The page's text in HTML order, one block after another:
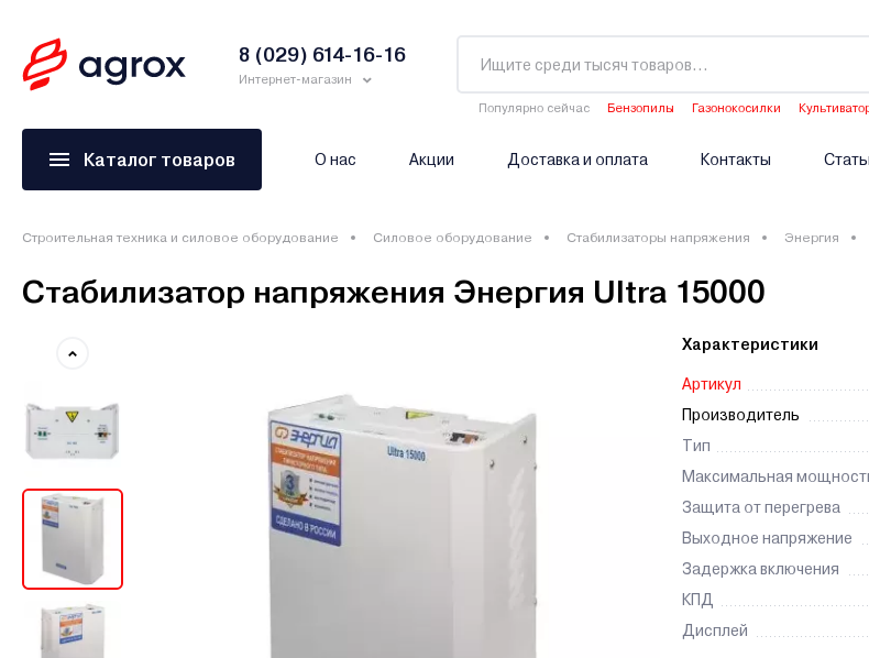
8 (029) 614-16-16
Интернет-магазин
Популярно сейчас Бензопилы Газонокосилки
Каталог товаров О нас Акции Доставка и оплата Контакты
Строительная техника и силовое оборудование Силовое оборудование Стабилизаторы напряжения Энергия
Стабилизатор напряжения Энергия Ultra 15000
Характеристики
Артикул
Производитель
Тип
Максимальная
Защита от перегрева
Выходное напряжение
Задержка включения
КПД
Дисплей